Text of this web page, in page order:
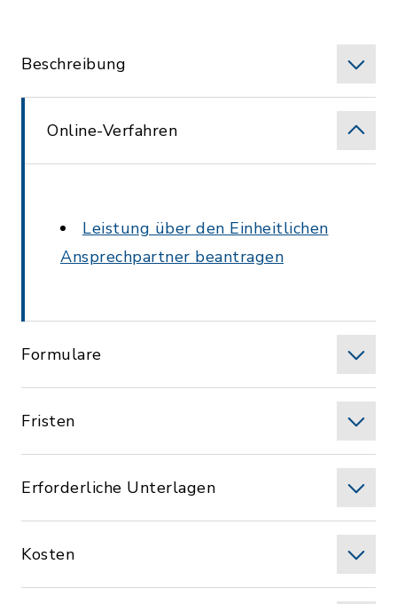
Beschreibung
Online-Verfahren
Leistung über den Einheitlichen
Ansprechpartner beantragen
Formulare
Fristen
Erforderliche Unterlagen
Kosten